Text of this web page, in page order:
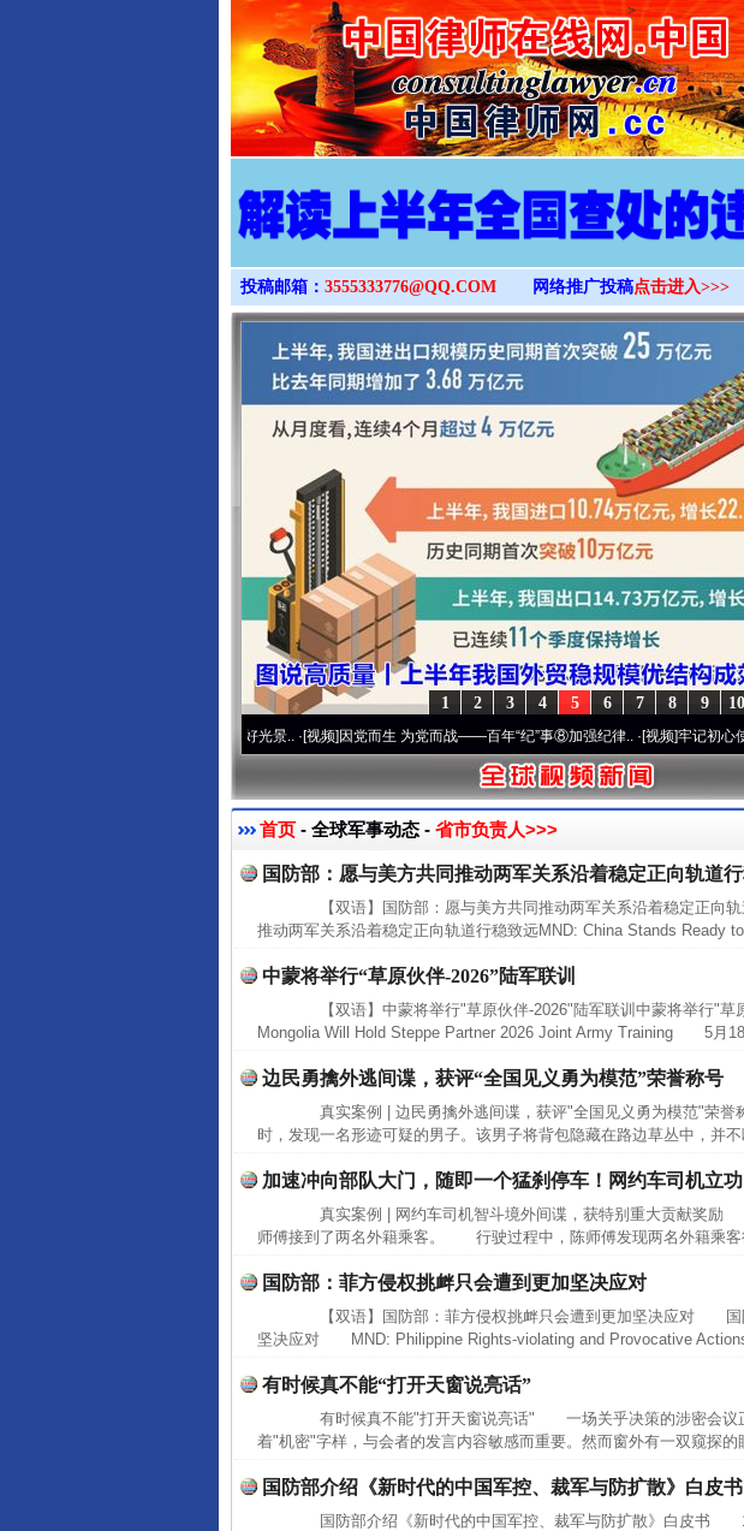
>
投稿邮箱： 3555333776@QQ.COM 网络推广投稿点击进入>>>
10
9
8
7
6
5
4
3
2
1
·[视频]因党而生 为党而战——百年“纪”事⑧加强纪律..·[视频]牢记初心使命 奋
首页 - 全球军事动态 - 省市负责人>>>
国防部：愿与美方共同推动两军关系沿着稳定正向轨道
【双语】国防部：愿与美方共同推动两军关系沿着稳定正向轨
推动两军关系沿着稳定正向轨道行稳致远MND: China Stands Ready
中蒙将举行“草原伙伴-2026”陆军联训
【双语】中蒙将举行"草原伙伴-2026"陆军联训中蒙将举行"草
Mongolia Will Hold Steppe Partner 2026 Joint Army Training 5月
边民勇擒外逃间谍，获评“全国见义勇为模范”荣誉称号
真实案例 | 边民勇擒外逃间谍，获评"全国见义勇为模范"荣
时，发现一名形迹可疑的男子。该男子将背包隐藏在路边草丛中，并
加速冲向部队大门，随即一个猛刹停车！网约车司机立
真实案例 | 网约车司机智斗境外间谍，获特别重大贡献奖励
师傅接到了两名外籍乘客。 行驶过程中，陈师傅发现两名外籍乘客
国防部：菲方侵权挑衅只会遭到更加坚决应对
【双语】国防部：菲方侵权挑衅只会遭到更加坚决应对 国
坚决应对 MND: Philippine Rights-violating and Provocative
有时候真不能“打开天窗说亮话”
有时候真不能"打开天窗说亮话" 一场关乎决策的涉密会议正
着"机密"字样，与会者的发言内容敏感而重要。然而窗外有一双窥探
国防部介绍《新时代的中国军控、裁军与防扩散》白皮书
国防部介绍《新时代的中国军控、裁军与防扩散》白皮书
完善运行机制助力责任有效落实 一纸